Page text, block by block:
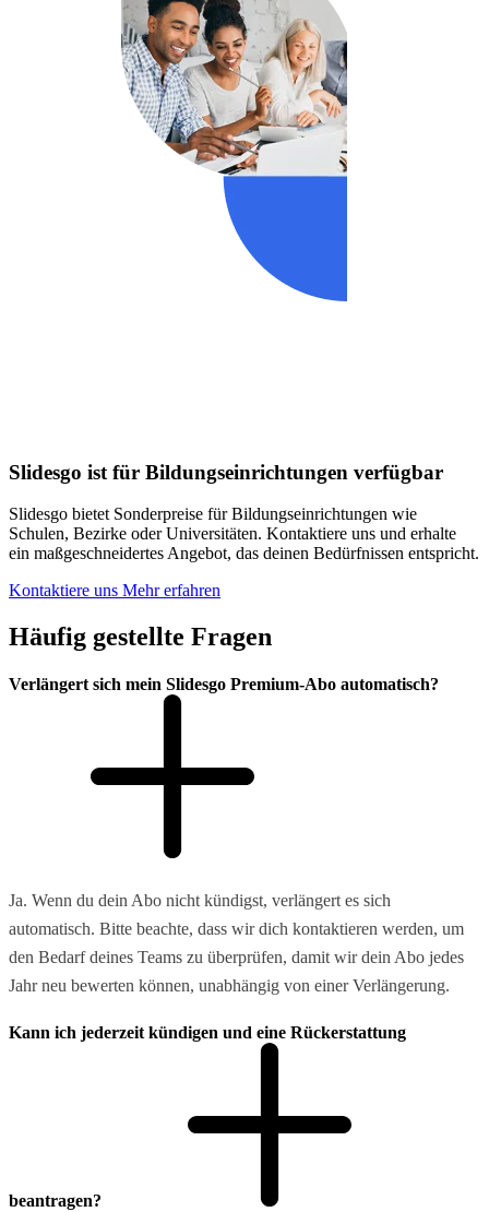
Slidesgo ist für Bildungseinrichtungen verfügbar
Slidesgo bietet Sonderpreise für Bildungseinrichtungen wie
Schulen, Bezirke oder Universitäten. Kontaktiere uns und erhalte
ein maßgeschneidertes Angebot, das deinen Bedürfnissen entspricht.
Kontaktiere uns Mehr erfahren
Häufig gestellte Fragen
Verlängert sich mein Slidesgo Premium-Abo automatisch?
Ja. Wenn du dein Abo nicht kündigst, verlängert es sich
automatisch. Bitte beachte, dass wir dich kontaktieren werden, um
den Bedarf deines Teams zu überprüfen, damit wir dein Abo jedes
Jahr neu bewerten können, unabhängig von einer Verlängerung.
Kann ich jederzeit kündigen und eine Rückerstattung
beantragen?